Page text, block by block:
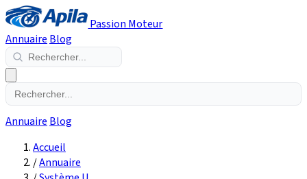
Passion Moteur
Annuaire Blog
Annuaire Blog
Accueil
/Annuaire